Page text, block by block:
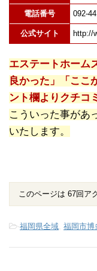
電話番号 092-
公式サイト http://
エステートホーム
良かった」「ここ
ント欄よりクチコ
こういった事があ
いたします。
このページは 67回ア
-福岡県全域, 福岡市博